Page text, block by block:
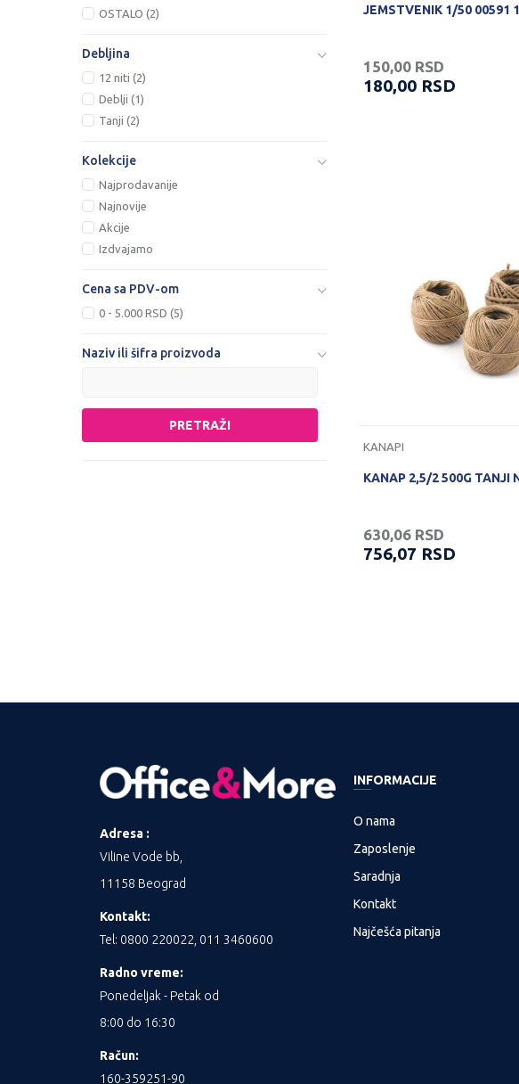
OSTALO (2)
Debljina
12 niti (2)
Deblji (1)
Tanji (2)
Kolekcije
Najprodavanije
Najnovije
Akcije
Izdvajamo
Cena sa PDV-om
0 - 5.000 RSD (5)
Naziv ili šifra proizvoda
PRETRAŽI
JEMSTVENIK 1/50 00591
150,00 RSD
180,00 RSD
KANAPI
KANAP 2,5/2 500G TANJI
630,06 RSD
756,07 RSD
Adresa :
Viline Vode bb,
11158 Beograd
Kontakt:
Tel: 0800 220022, 011 3460600
Radno vreme:
Ponedeljak - Petak od
8:00 do 16:30
Račun:
160-359251-90
INFORMACIJE
O nama
Zaposlenje
Saradnja
Kontakt
Najčešća pitanja